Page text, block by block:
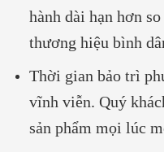
hành dài hạn hơn
thương hiệu bình
Thời gian bảo trì
vĩnh viễn. Quý
sản phẩm mọi lúc